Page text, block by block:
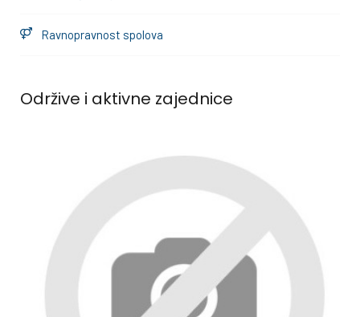
Ravnopravnost spolova
Održive i aktivne zajednice